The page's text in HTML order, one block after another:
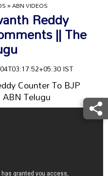
»ABN VIDEOS
Reddy
|| The
IST
Counter To BJP
Telugu